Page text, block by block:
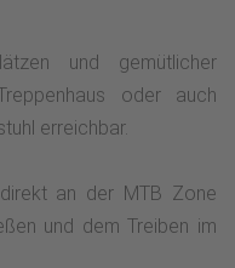
und gemütlicher
oder auch
erreichbar.
an der MTB Zone
und dem Treiben im